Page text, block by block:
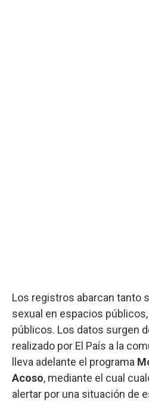
Los registros abarcan tanto
sexual en espacios
públicos. Los datos surgen
realizado por El País a la
lleva adelante el programa
Acoso, mediante el cual
alertar por una situación de